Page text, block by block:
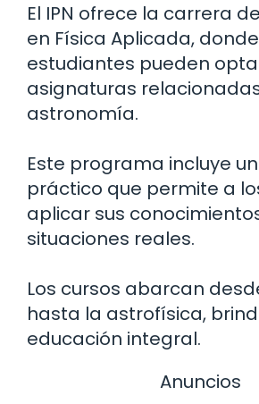
El IPN ofrece la carrera
en Física Aplicada,
estudiantes pueden
asignaturas
astronomía.
Este programa incluye
práctico que permite a
aplicar sus
situaciones reales.
Los cursos abarcan
hasta la astrofísica,
educación integral.
Anuncios